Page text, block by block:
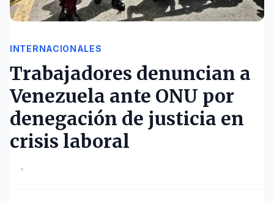
INTERNACIONALES
Trabajadores denuncian a
Venezuela ante ONU por
denegación de justicia en
crisis laboral
•